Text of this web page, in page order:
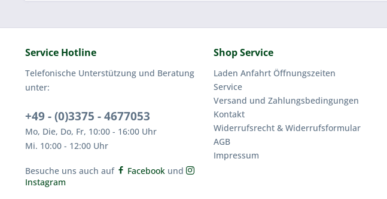
Service Hotline
Telefonische Unterstützung und Beratung
unter:
+49 - (0)3375 - 4677053
Mo, Die, Do, Fr, 10:00 - 16:00 Uhr
Mi. 10:00 - 12:00 Uhr
Besuche uns auch auf Facebook und
Instagram
Shop Service
Laden Anfahrt Öffnungszeiten
Service
Versand und Zahlungsbedingungen
Kontakt
Widerrufsrecht & Widerrufsformular
AGB
Impressum